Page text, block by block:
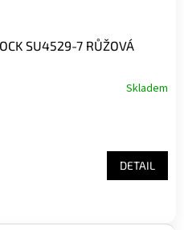
SU4529-7 RŮŽOVÁ
Skladem
DETAIL